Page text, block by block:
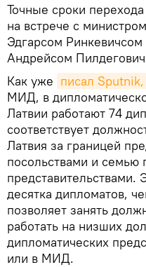
Точные сроки
на встрече с
Эдгарсом
Андрейсом
Как уже писал Sputnik,
МИД, в
Латвии работают 74
соответствует
Латвия за границей
посольствами и семью
представительствами.
десятка дипломатов,
позволяет занять
работать на низших
дипломатических
или в МИД.